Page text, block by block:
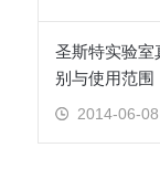
圣斯特实验室
别与使用范围
2014-06-08